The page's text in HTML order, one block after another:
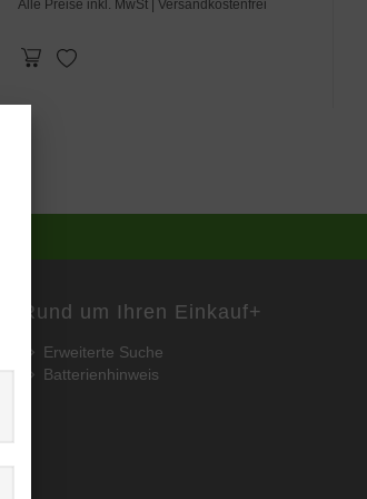
Alle Preise inkl. MwSt | Versandkostenfrei
Rund um Ihren Einkauf+
Erweiterte Suche
Batterienhinweis